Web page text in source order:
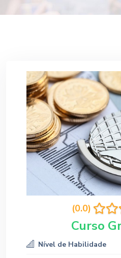
(0.0)
Curso
Nível de Habilidade